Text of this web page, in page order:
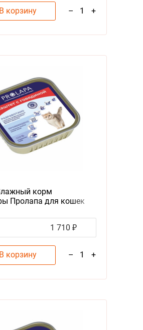
В корзину – 1 +
корм
Пролапа для кошек
1 710 ₽
В корзину – 1 +